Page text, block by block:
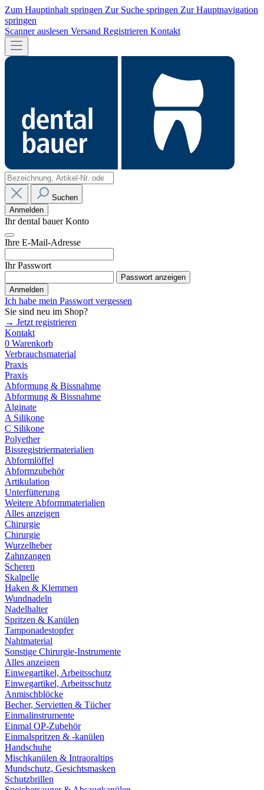
Zum Hauptinhalt springen Zur Suche springen Zur Hauptnavigation
springen
Scanner auslesen Versand Registrieren Kontakt
Suchen
Anmelden
Ihr dental bauer Konto
Ihre E-Mail-Adresse
Ihr Passwort
Passwort anzeigen
Anmelden
Ich habe mein Passwort vergessen
Sie sind neu im Shop?
→ Jetzt registrieren
Kontakt
0 Warenkorb
Verbrauchsmaterial
Praxis
Praxis
Abformung & Bissnahme
Abformung & Bissnahme
Alginate
A Silikone
C Silikone
Polyether
Bissregistriermaterialien
Abformlöffel
Abformzubehör
Artikulation
Unterfütterung
Weitere Abformmaterialien
Alles anzeigen
Chirurgie
Chirurgie
Wurzelheber
Zahnzangen
Scheren
Skalpelle
Haken & Klemmen
Wundnadeln
Nadelhalter
Spritzen & Kanülen
Tamponadestopfer
Nahtmaterial
Sonstige Chirurgie-Instrumente
Alles anzeigen
Einwegartikel, Arbeitsschutz
Einwegartikel, Arbeitsschutz
Anmischblöcke
Becher, Servietten & Tücher
Einmalinstrumente
Einmal OP-Zubehör
Einmalspritzen & -kanülen
Handschuhe
Mischkanülen & Intraoraltips
Mundschutz, Gesichtsmasken
Schutzbrillen